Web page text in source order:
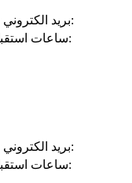
بريد الكتروني:
ساعات استقبال:
بريد الكتروني:
ساعات استقبال: